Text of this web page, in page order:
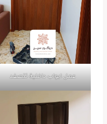
عمل ابواب داخلية تتصفد